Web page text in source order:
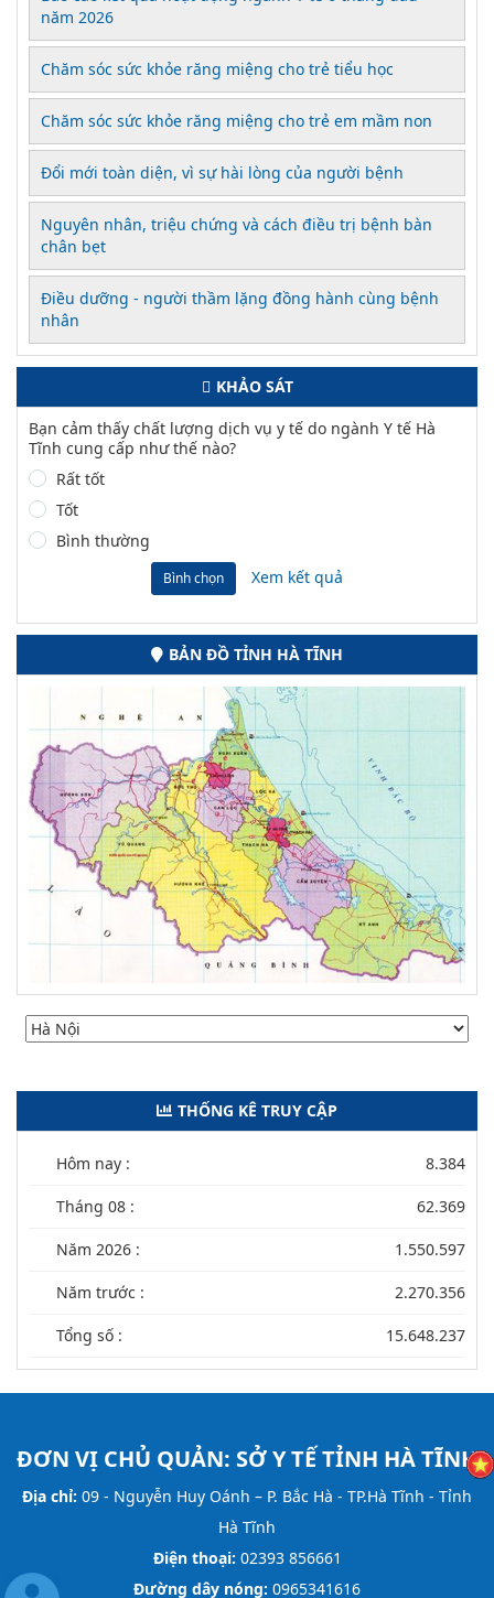
năm 2026
Chăm sóc sức khỏe răng miệng cho trẻ tiểu học
Chăm sóc sức khỏe răng miệng cho trẻ em mầm non
Đổi mới toàn diện, vì sự hài lòng của người bệnh
Nguyên nhân, triệu chứng và cách điều trị bệnh bàn
chân bẹt
Điều dưỡng - người thầm lặng đồng hành cùng bệnh
nhân
KHẢO SÁT
Bạn cảm thấy chất lượng dịch vụ y tế do ngành Y tế Hà
Tĩnh cung cấp như thế nào?
Rất tốt
Tốt
Bình thường
Bình chọn Xem kết quả
BẢN ĐỒ TỈNH HÀ TĨNH
THỐNG KÊ TRUY CẬP
Hôm nay : 8.384
Tháng 08 : 62.369
Năm 2026 : 1.550.597
Năm trước : 2.270.356
Tổng số : 15.648.237
ĐƠN VỊ CHỦ QUẢN: SỞ Y TẾ TỈNH HÀ TĨNH
Địa chỉ: 09 - Nguyễn Huy Oánh – P. Bắc Hà - TP.Hà Tĩnh - Tỉnh
Hà Tĩnh
Điện thoại: 02393 856661
Đường dây nóng: 0965341616